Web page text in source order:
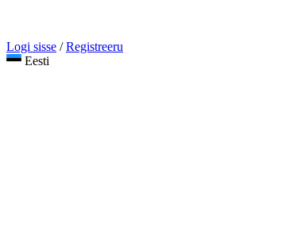
Logi sisse / Registreeru
Eesti